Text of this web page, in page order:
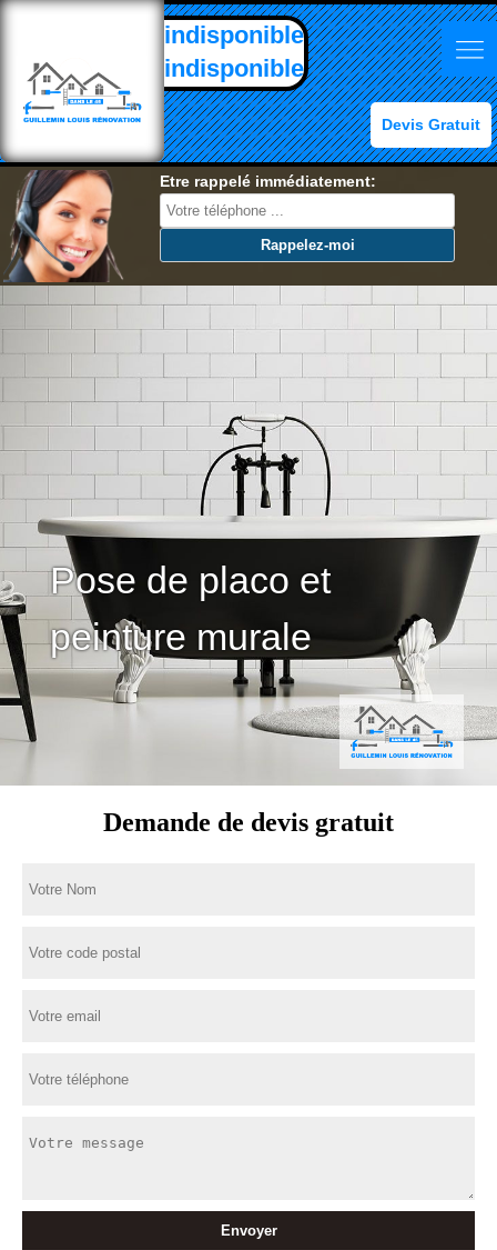
indisponible
indisponible
Devis Gratuit
Etre rappelé immédiatement:
Pose de placo et
peinture murale
Demande de devis gratuit